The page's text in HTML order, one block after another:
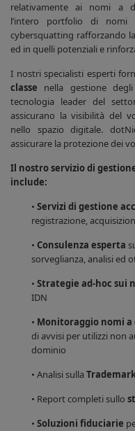
relativamente ai nomi a
l’intero portfolio di
cybersquatting rafforzando
ed in quelli potenziali e
I nostri specialisti esperti
classe nella gestione
tecnologia leader del
assicurano la visibilità del
nello spazio digitale.
assicurare la protezione dei
Il nostro servizio di
include:
• Servizi di gestione
registrazione,
• Consulenza esperta
sorveglianza, analisi ed
• Strategie ad-hoc sui
IDN
• Monitoraggio nomi
di avvisi per utilizzi non
dominio
• Analisi sulla
• Report completi sullo
• Soluzioni fiduciarie